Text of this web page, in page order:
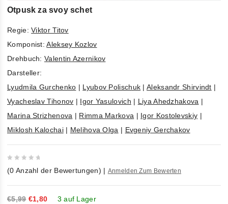
Otpusk za svoy schet
Regie:Viktor Titov
Komponist:Aleksey Kozlov
Drehbuch:Valentin Azernikov
Darsteller:
Lyudmila Gurchenko | Lyubov Polischuk |Aleksandr Shirvindt |
Vyacheslav Tihonov | Igor Yasulovich | Liya Ahedzhakova |
Marina Strizhenova | Rimma Markova | Igor Kostolevskiy |
Miklosh Kalochai| Melihova Olga | Evgeniy Gerchakov
out
of
5
(0 Anzahl der Bewertungen) | Anmelden Zum Bewerten
€5,99 €1,80 3 auf Lager